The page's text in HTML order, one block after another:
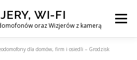
WI-FI
oraz Wizjerów z kamerą
Menu
KAMER WIFI W WARSZAWA
dla domów, firm i osiedli – Grodzisk